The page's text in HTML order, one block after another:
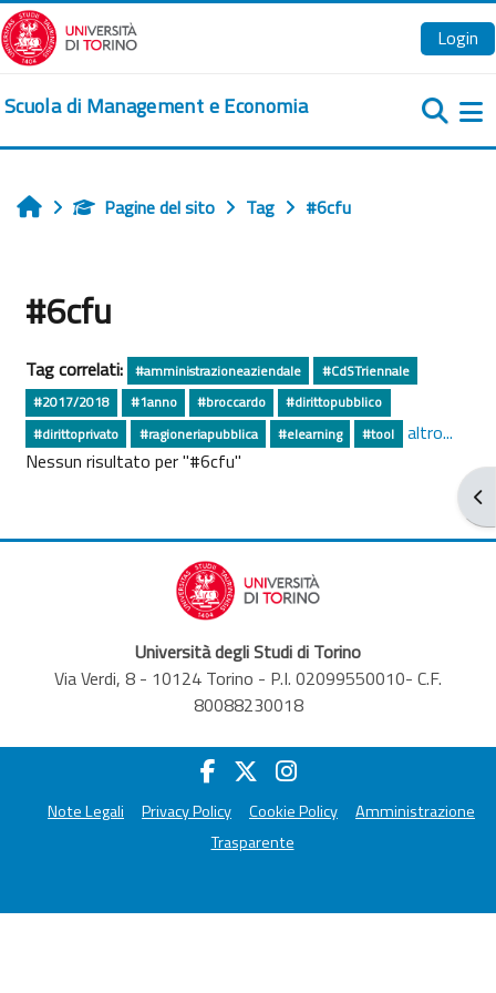
Vai al contenuto principale
Login
Scuola di Management e Economia
HomePagine del sito Tag #6cfu
#6cfu
Tag correlati: #amministrazioneaziendale
#CdSTriennale
#2017/2018
#1anno #broccardo
#dirittopubblico
#dirittoprivato
#ragioneriapubblica #elearning #tool
altro...
Nessun risultato per "#6cfu"
Università degli Studi di Torino
Via Verdi, 8 - 10124 Torino - P.I. 02099550010- C.F.
80088230018
Note Legali Privacy Policy Cookie Policy
Amministrazione
Trasparente